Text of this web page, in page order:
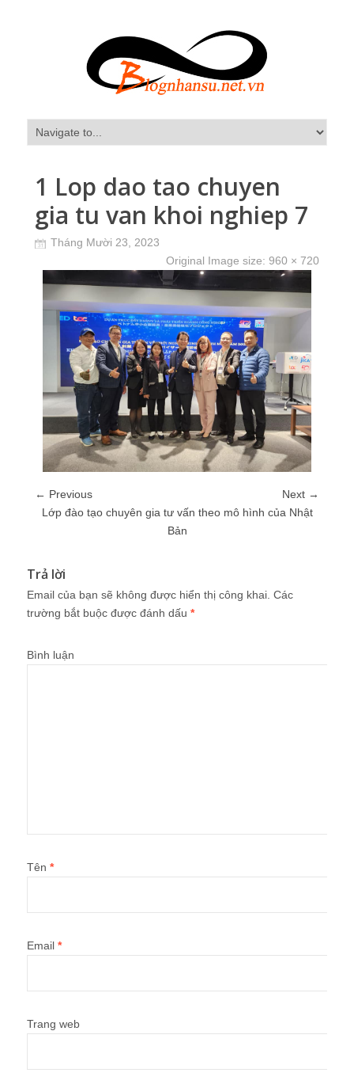
1 Lop dao tao chuyen
gia tu van khoi nghiep 7
Tháng Mười 23, 2023
Original Image size: 960 × 720
← Previous
Next →
Lớp đào tạo chuyên gia tư vấn theo mô hình của Nhật
Bản
Trả lời
Email của bạn sẽ không được hiển thị công khai. Các
trường bắt buộc được đánh dấu *
Bình luận
Tên *
Email *
Trang web